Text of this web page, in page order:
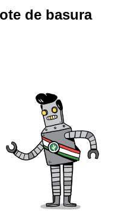
de basura